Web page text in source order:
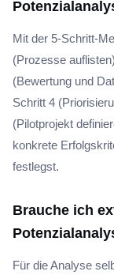
Mit der 5-Schritt-
(Prozesse
(Bewertung und
Schritt 4
(Pilotprojekt
konkrete
festlegst.
Brauche ich
Für die Analyse